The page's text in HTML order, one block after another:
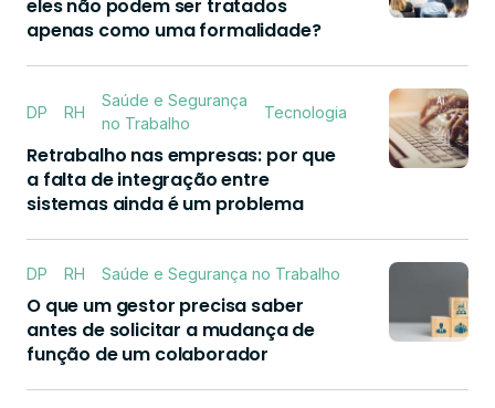
eles não podem ser tratados
apenas como uma formalidade?
DP RH
Saúde e Segurança
no Trabalho
Tecnologia
Retrabalho nas empresas: por que
a falta de integração entre
sistemas ainda é um problema
DP RH Saúde e Segurança no Trabalho
O que um gestor precisa saber
antes de solicitar a mudança de
função de um colaborador